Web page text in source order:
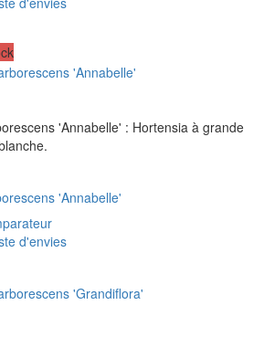
'Annabelle' : Hortensia à grande
'Annabelle'
d'envies